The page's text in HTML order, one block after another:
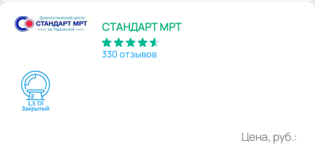
СТАНДАРТ МРТ
330 отзывов
Цена, руб.: